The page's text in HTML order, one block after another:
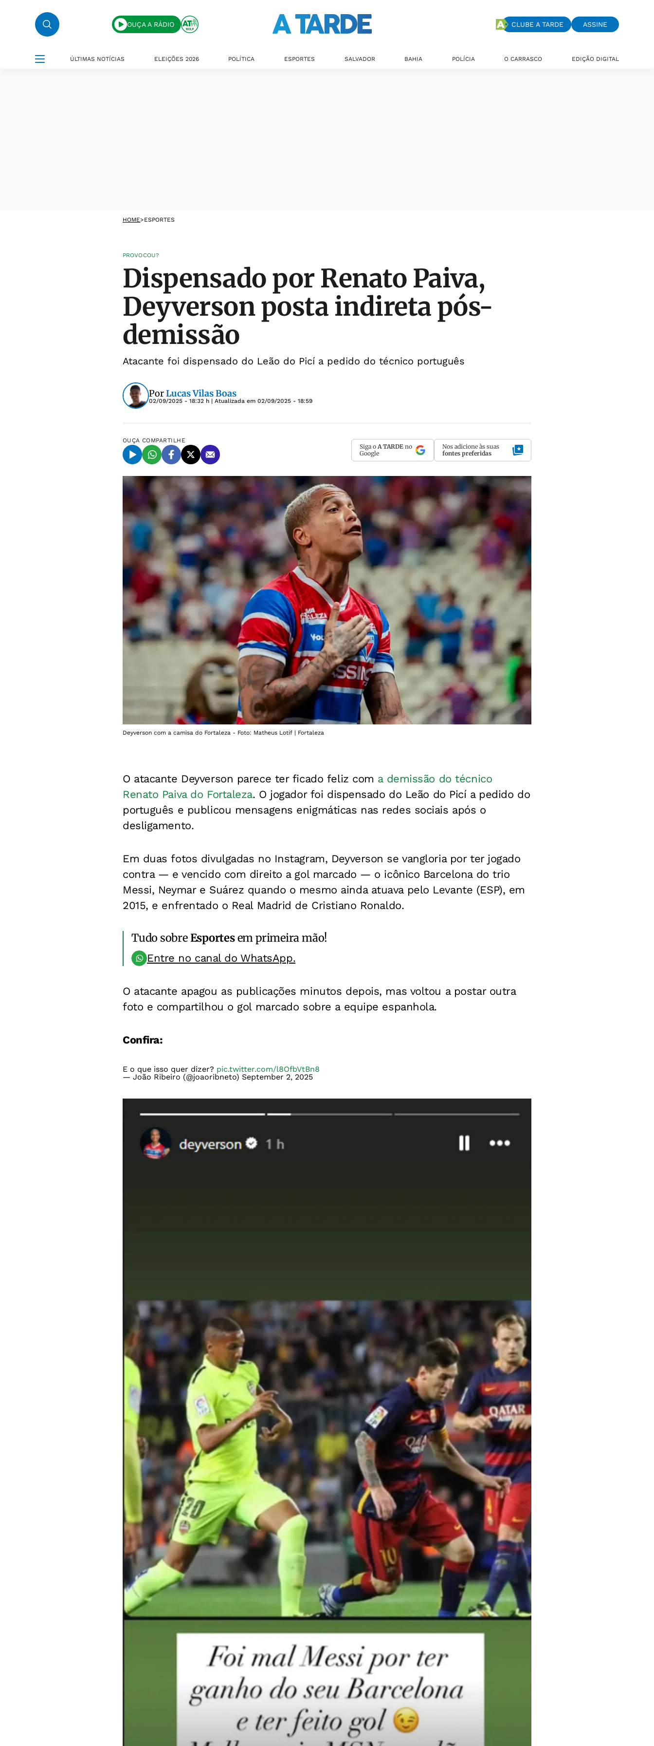
OUÇA A RÁDIO CLUBE A TARDE ASSINE
ÚLTIMAS NOTÍCIAS ELEIÇÕES 2026 POLÍTICA ESPORTES SALVADOR BAHIA POLÍCIA O CARRASCO EDIÇÃO DIGITAL
HOME>ESPORTES
PROVOCOU?
Dispensado por Renato Paiva,
Deyverson posta indireta pós-
demissão
Atacante foi dispensado do Leão do Picí a pedido do técnico português
PorLucas Vilas Boas
02/09/2025 - 18:32 h | Atualizada em 02/09/2025 - 18:59
OUÇA COMPARTILHE
Siga o A TARDE no
Google
Nos adicione às suas
fontes preferidas
Deyverson com a camisa do Fortaleza - Foto: Matheus Lotif | Fortaleza
O atacante Deyverson parece ter ficado feliz com a demissão do técnico
Renato Paiva do Fortaleza. O jogador foi dispensado do Leão do Picí a pedido do
português e publicou mensagens enigmáticas nas redes sociais após o
desligamento.
Em duas fotos divulgadas no Instagram, Deyverson se vangloria por ter jogado
contra — e vencido com direito a gol marcado — o icônico Barcelona do trio
Messi, Neymar e Suárez quando o mesmo ainda atuava pelo Levante (ESP), em
2015, e enfrentado o Real Madrid de Cristiano Ronaldo.
Tudo sobreEsportesem primeira mão!
Entre no canal do WhatsApp.
O atacante apagou as publicações minutos depois, mas voltou a postar outra
foto e compartilhou o gol marcado sobre a equipe espanhola.
Confira:
E o que isso quer dizer? pic.twitter.com/l8OfbVtBn8
— João Ribeiro (@joaoribneto) September 2, 2025